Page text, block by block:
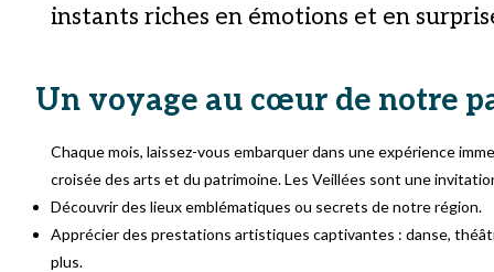
instants riches en émotions et en
Un voyage au cœur de notre
Chaque mois, laissez-vous embarquer dans une expérience
croisée des arts et du patrimoine. Les Veillées sont une
Découvrir des lieux emblématiques ou secrets de notre région.
Apprécier des prestations artistiques captivantes : danse,
plus.